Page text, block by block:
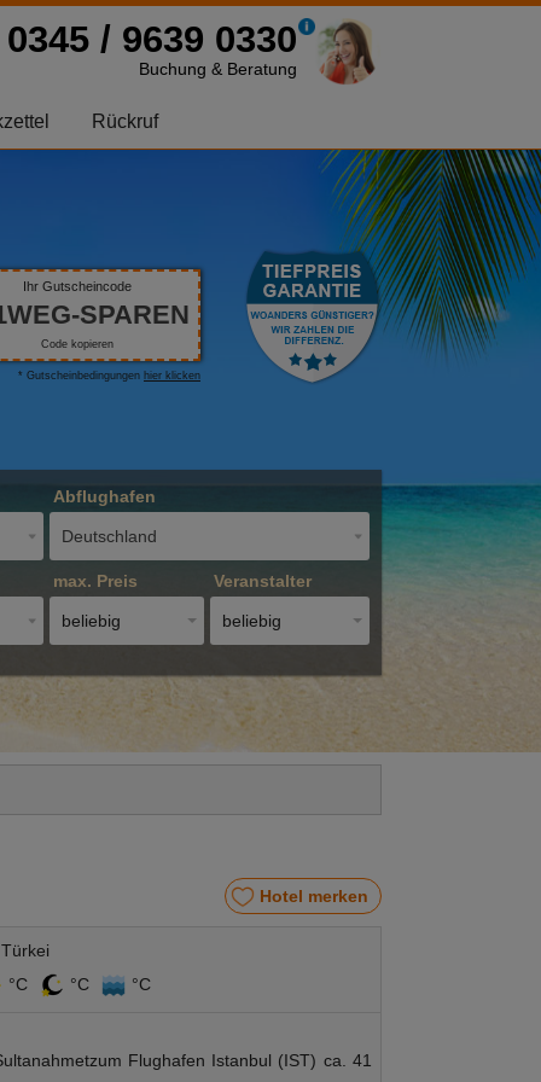
0345 / 9639 0330
Buchung & Beratung
Rückruf
Ihr Gutscheincode
SPAREN
Code kopieren
* Gutscheinbedingungen hier klicken
Abflughafen
Deutschland
max. Preis
beliebig
Veranstalter
beliebig
Hotel merken
°C °C °C
Flughafen Istanbul (IST) ca. 41